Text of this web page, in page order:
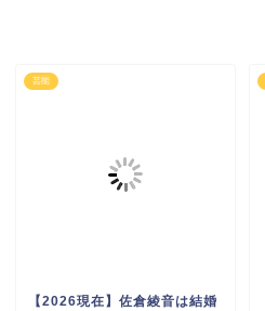
芸能
【2026現在】佐倉綾音は結婚